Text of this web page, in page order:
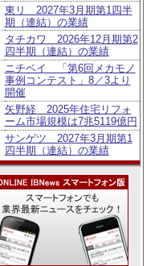
東リ 2027年3月期第1四半
期（連結）の業績
タチカワ 2026年12月期第2
四半期（連結）の業績
ニチベイ 「第6回メカモノ
事例コンテスト」8／3より
開催
矢野経 2025年住宅リフォ
ーム市場規模は7兆5119億円
サンゲツ 2027年3月期第1
四半期（連結）の業績